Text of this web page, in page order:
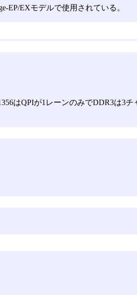
EP/EXモデルで使用されている。
はQPIが1レーンのみでDDR3は3